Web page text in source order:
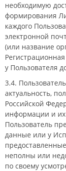
необходимую
формирования
каждого
электронной
(или название
у Пользователя
3.4.
актуальность,
Российской
информации и их
Пользователь
данные или у
неполны или
по своему